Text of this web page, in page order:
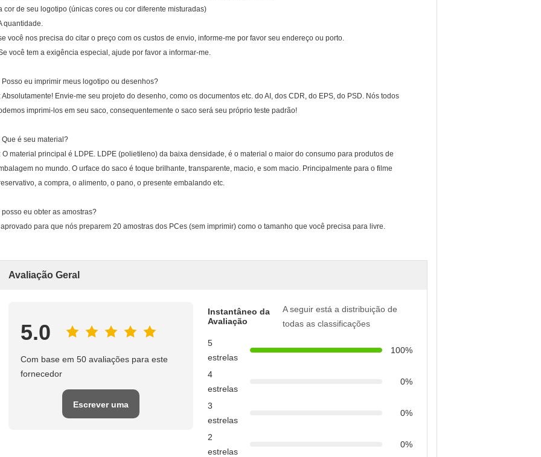
cor de seu logotipo (únicas cores ou cor diferente misturadas)
quantidade.
você nos precisa do citar o preço com os custos de envio, informe-me por favor seu endereço ou porto.
você tem a exigência especial, ajude por favor a informar-me.
Posso eu imprimir meus logotipo ou desenhos?
Absolutamente! Envie-me seu projeto do desenho, como os documentos etc. do AI, dos CDR, do EPS, do PSD. Nós todos
imprimi-los em seu saco, consequentemente o saco será seu próprio teste padrão!
Que é seu material?
O material principal é LDPE. LDPE (polietileno) da baixa densidade, é o material o maior do consumo para produtos de
no mundo. O urface do saco é toque brilhante, transparente, macio, e som macio. Principalmente para o filme
a compra, o alimento, o pano, o presente embalando etc.
posso eu obter as amostras?
aprovado para que nós preparem 20 amostras dos PCes (sem imprimir) como o tamanho que você precisa para livre.
Avaliação Geral
5.0
Com base em 50 avaliações para este
fornecedor
Escrever uma
Instantâneo da
Avaliação
A seguir está a distribuição de
todas as classificações
5
estrelas
100%
4
estrelas
0%
3
estrelas
0%
2
estrelas
0%